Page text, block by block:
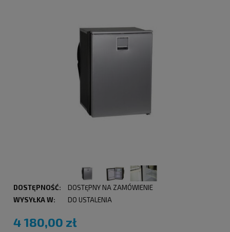
DOSTĘPNOŚĆ:
DOSTĘPNY NA ZAMÓWIENIE
WYSYŁKA W:
DO USTALENIA
4 180,00 zł